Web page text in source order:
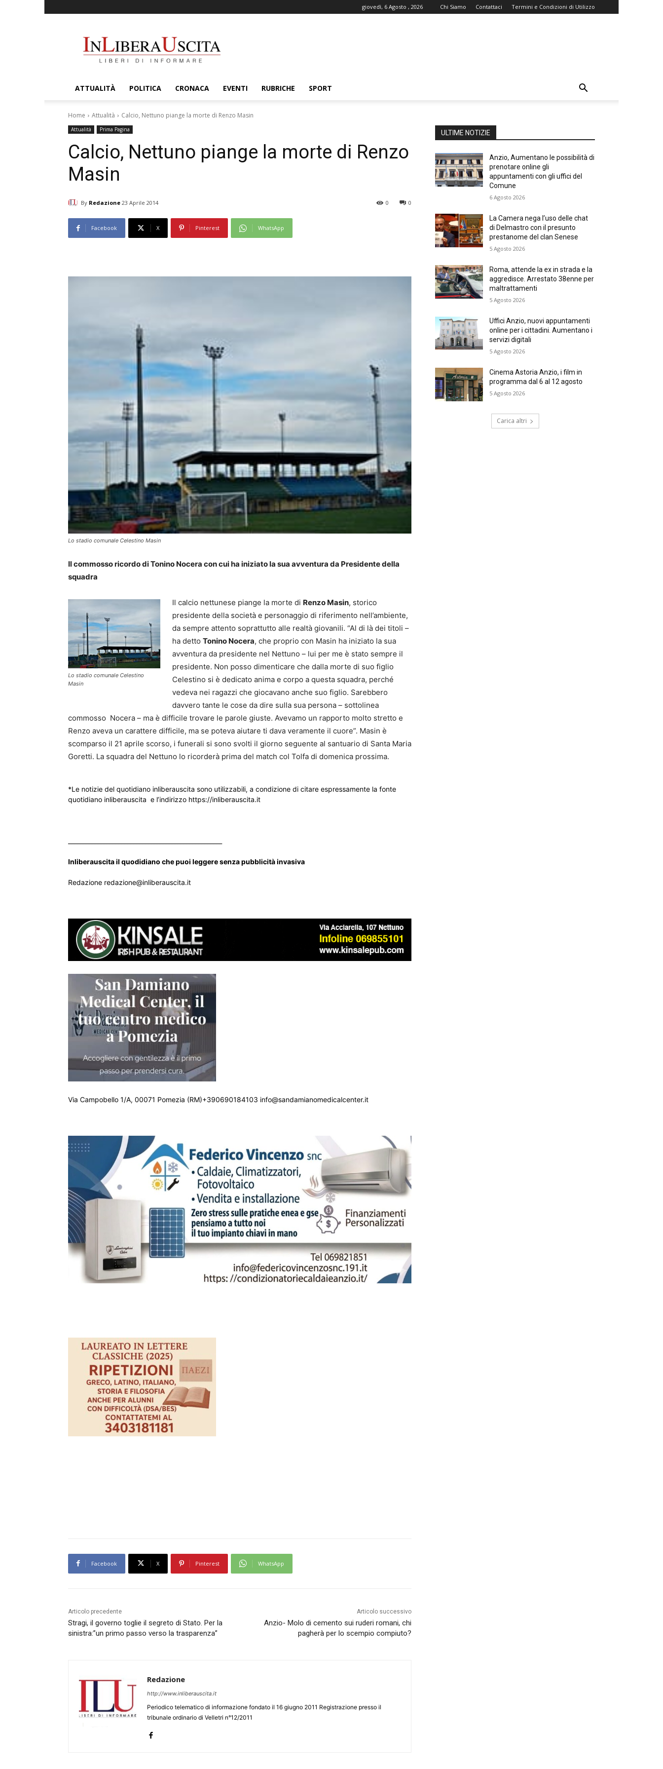
giovedì, 6 Agosto , 2026 Chi Siamo Contattaci Termini e Condizioni di Utilizzo
ATTUALITÀ POLITICA CRONACA EVENTI RUBRICHE SPORT
Home Attualità Calcio, Nettuno piange la morte di Renzo Masin
Attualità Prima Pagina
Calcio, Nettuno piange la morte di Renzo
Masin
By Redazione 23 Aprile 2014 0
0
Facebook X Pinterest WhatsApp
Lo stadio comunale Celestino Masin
Il commosso ricordo di Tonino Nocera con cui ha iniziato la sua avventura da Presidente della
squadra
Lo stadio comunale Celestino
Masin
Il calcio nettunese piange la morte di Renzo Masin, storico
presidente della società e personaggio di riferimento nell’ambiente,
da sempre attento soprattutto alle realtà giovanili. “Al di là dei titoli –
ha detto Tonino Nocera, che proprio con Masin ha iniziato la sua
avventura da presidente nel Nettuno – lui per me è stato sempre il
presidente. Non posso dimenticare che dalla morte di suo figlio
Celestino si è dedicato anima e corpo a questa squadra, perché
vedeva nei ragazzi che giocavano anche suo figlio. Sarebbero
davvero tante le cose da dire sulla sua persona – sottolinea
commosso Nocera – ma è difficile trovare le parole giuste. Avevamo un rapporto molto stretto e
Renzo aveva un carattere difficile, ma se poteva aiutare ti dava veramente il cuore”. Masin è
scomparso il 21 aprile scorso, i funerali si sono svolti il giorno seguente al santuario di Santa Maria
Goretti. La squadra del Nettuno lo ricorderà prima del match col Tolfa di domenica prossima.
*Le notizie del quotidiano inliberauscita sono utilizzabili, a condizione di citare espressamente la fonte
quotidiano inliberauscita e l’indirizzo https://inliberauscita.it
Inliberauscita il quodidiano che puoi leggere senza pubblicità invasiva
Redazione redazione@inliberauscita.it
Via Campobello 1/A, 00071 Pomezia (RM)+390690184103 info@sandamianomedicalcenter.it
Facebook X Pinterest WhatsApp
Articolo precedente
Stragi, il governo toglie il segreto di Stato. Per la
sinistra:”un primo passo verso la trasparenza”
Articolo successivo
Anzio- Molo di cemento sui ruderi romani, chi
pagherà per lo scempio compiuto?
Redazione
http://www.inliberauscita.it
Periodico telematico di informazione fondato il 16 giugno 2011 Registrazione presso il
tribunale ordinario di Velletri n°12/2011
ULTIME NOTIZIE
Anzio, Aumentano le possibilità di
prenotare online gli
appuntamenti con gli uffici del
Comune
6 Agosto 2026
La Camera nega l’uso delle chat
di Delmastro con il presunto
prestanome del clan Senese
5 Agosto 2026
Roma, attende la ex in strada e la
aggredisce. Arrestato 38enne per
maltrattamenti
5 Agosto 2026
Uffici Anzio, nuovi appuntamenti
online per i cittadini. Aumentano i
servizi digitali
5 Agosto 2026
Cinema Astoria Anzio, i film in
programma dal 6 al 12 agosto
5 Agosto 2026
Carica altri